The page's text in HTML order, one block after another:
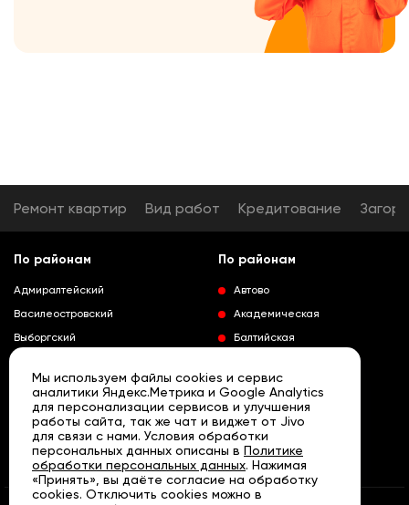
Ремонт квартир Вид работ Кредитование
По районам
Адмиралтейский
Василеостровский
Выборгский
Колпинский
Красногвардейский
Краносельский
Кронштадтский
Курортный
Развернуть
По районам
Автово
Академическая
Балтийская
Выборгская
Гражданский проспект
Девяткино
Кировский завод
Ленинский проспект
Мы используем файлы cookies и сервис
аналитики Яндекс.Метрика и Google Analytics
для персонализации сервисов и улучшения
работы сайта, так же чат и виджет от Jivo
для связи с нами. Условия обработки
персональных данных описаны в Политике
обработки персональных данных. Нажимая
«Принять», вы даёте согласие на обработку
cookies. Отключить cookies можно в